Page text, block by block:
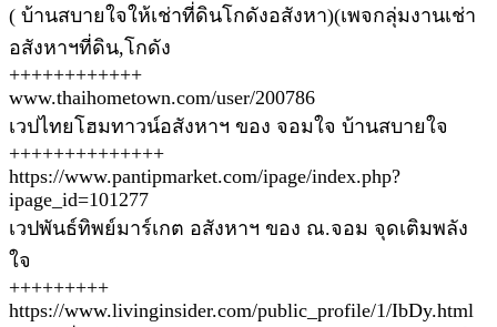
( บ้านสบายใจให้เช่าที่ดินโกดังอสังหา)(เพจกลุ่มงานเช่า
อสังหาฯที่ดิน,โกดัง
++++++++++++
www.thaihometown.com/user/200786
เวปไทยโฮมทาวน์อสังหาฯ ของ จอมใจ บ้านสบายใจ
++++++++++++++
https://www.pantipmarket.com/ipage/index.php?
ipage_id=101277
เวปพันธ์ทิพย์มาร์เกต อสังหาฯ ของ ณ.จอม จุดเติมพลัง
ใจ
+++++++++
https://www.livinginsider.com/public_profile/1/IbDy.html